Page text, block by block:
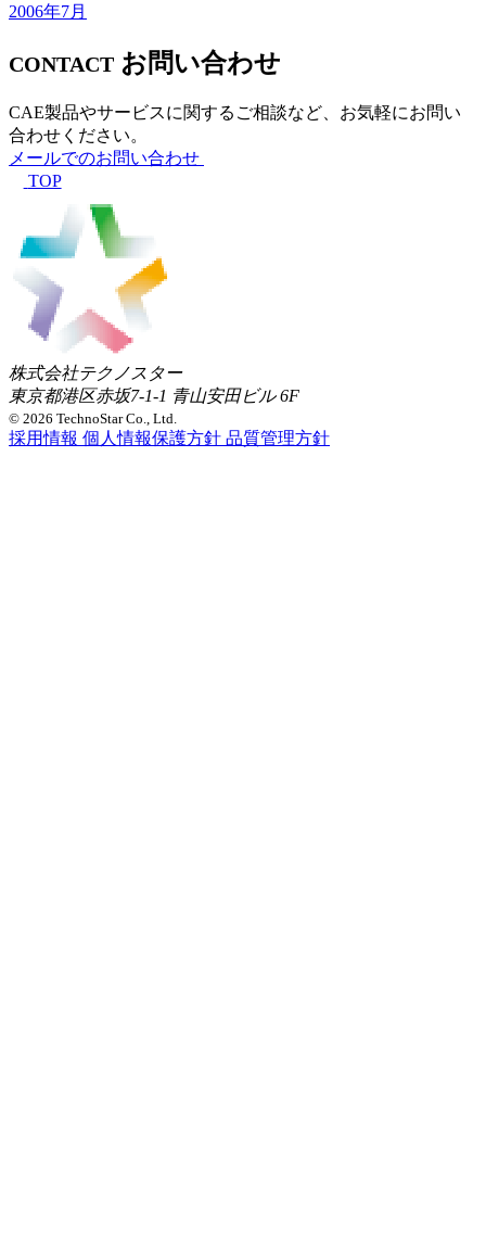
2006年7月
CONTACT お問い合わせ
CAE製品やサービスに関するご相談など、お気軽にお問い
合わせください。
メールでのお問い合わせ
TOP
株式会社テクノスター
東京都港区赤坂7-1-1 青山安田ビル 6F
© 2026 TechnoStar Co., Ltd.
採用情報 個人情報保護方針 品質管理方針